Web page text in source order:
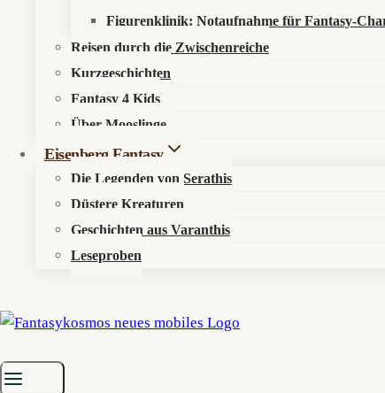
Figurenklinik: Notaufnahme für Fantasy-
Reisen durch die Zwischenreiche
Kurzgeschichten
Fantasy 4 Kids
Über Mooslinge
Eisenberg Fantasy
Die Legenden von Serathis
Düstere Kreaturen
Geschichten aus Varanthis
Leseproben
Startseite»Aktuelles